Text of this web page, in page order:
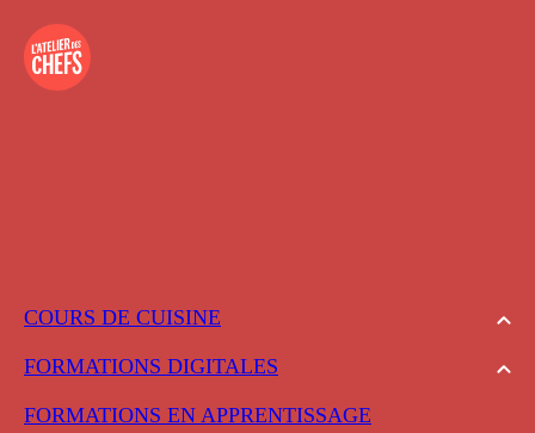
COURS DE CUISINE
FORMATIONS DIGITALES
FORMATIONS EN APPRENTISSAGE